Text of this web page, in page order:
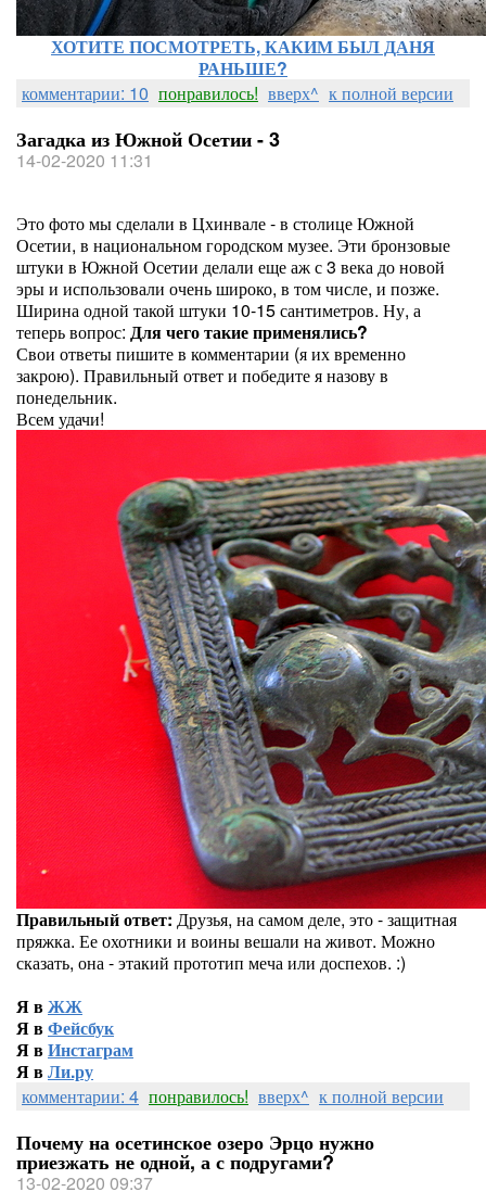
ХОТИТЕ ПОСМОТРЕТЬ, КАКИМ БЫЛ ДАНЯ
РАНЬШЕ?
комментарии: 10 понравилось! вверх^ к полной версии
Загадка из Южной Осетии - 3
14-02-2020 11:31
Это фото мы сделали в Цхинвале - в столице Южной
Осетии, в национальном городском музее. Эти бронзовые
штуки в Южной Осетии делали еще аж с 3 века до новой
эры и использовали очень широко, в том числе, и позже.
Ширина одной такой штуки 10-15 сантиметров. Ну, а
теперь вопрос: Для чего такие применялись?
Свои ответы пишите в комментарии (я их временно
закрою). Правильный ответ и победите я назову в
понедельник.
Всем удачи!
Правильный ответ: Друзья, на самом деле, это - защитная
пряжка. Ее охотники и воины вешали на живот. Можно
сказать, она - этакий прототип меча или доспехов. :)
Я вЖЖ
Я вФейсбук
Я вИнстаграм
Я вЛи.ру
комментарии: 4 понравилось! вверх^ к полной версии
Почему на осетинское озеро Эрцо нужно
приезжать не одной, а с подругами?
13-02-2020 09:37